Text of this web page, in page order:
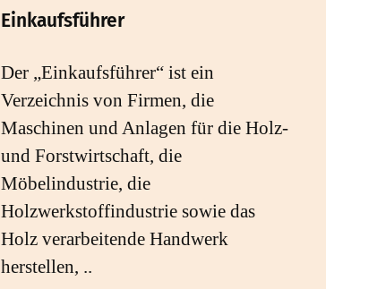
Einkaufsführer
Der „Einkaufsführer“ ist ein
Verzeichnis von Firmen, die
Maschinen und Anlagen für die Holz-
und Forstwirtschaft, die
Möbelindustrie, die
Holzwerkstoffindustrie sowie das
Holz verarbeitende Handwerk
herstellen, ..